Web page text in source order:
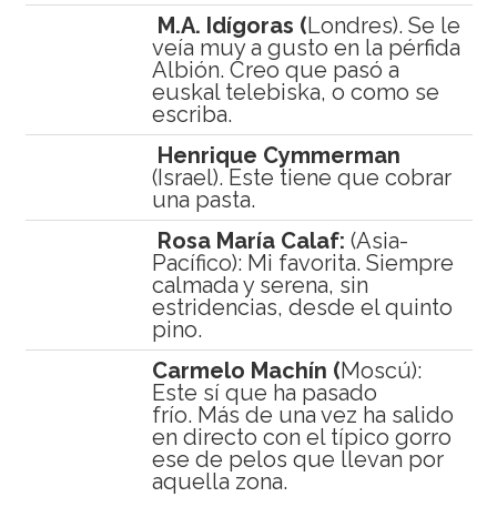
M.A. Idígoras (Londres). Se le
veía muy a gusto en la pérfida
Albión. Creo que pasó a
euskal telebiska, o como se
escriba.
Henrique Cymmerman
(Israel). Este tiene que cobrar
una pasta.
Rosa María Calaf: (Asia-
Pacífico): Mi favorita. Siempre
calmada y serena, sin
estridencias, desde el quinto
pino.
Carmelo Machín (Moscú):
Este sí que ha pasado
frío. Más de una vez ha salido
en directo con el típico gorro
ese de pelos que llevan por
aquella zona.